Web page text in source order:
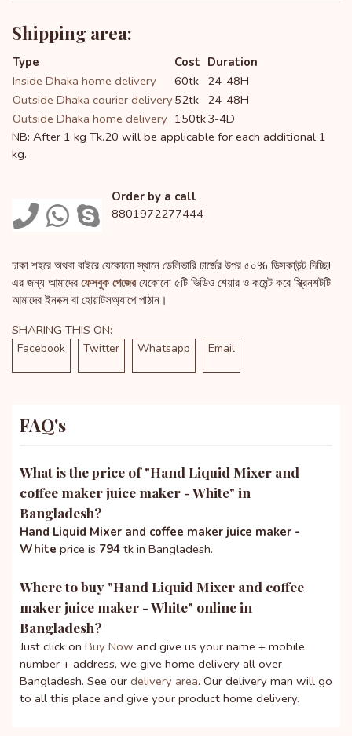
Shipping area:
Type Cost Duration
Inside Dhaka home delivery
60tk 24-48H
Outside Dhaka courier delivery52tk 24-48H
Outside Dhaka home delivery 150tk3-4D
NB: After 1 kg Tk.20 will be applicable for each additional 1
kg.
Order by a call
8801972277444
ঢাকা শহরে অথবা বাইরে যেকোনো স্থানে ডেলিভারি চার্জের উপর ৫০% ডিসকাউন্ট দিচ্ছি!
এর জন্য আমাদের ফেসবুক পেজেরযেকোনো ৫টি ভিডিও শেয়ার ও কমেন্ট করে স্ক্রিনশটটি
আমাদের ইনবক্স বা হোয়াটসঅ্যাপে পাঠান।
SHARING THIS ON:
Facebook Twitter Whatsapp Email
FAQ's
What is the price of "Hand Liquid Mixer and
coffee maker juice maker - White" in
Bangladesh?
Hand Liquid Mixer and coffee maker juice maker -
White price is 794 tk in Bangladesh.
Where to buy "Hand Liquid Mixer and coffee
maker juice maker - White" online in
Bangladesh?
Just click on Buy Now and give us your name + mobile
number + address, we give home delivery all over
Bangladesh. See our delivery area. Our delivery man will go
to all this place and give your product home delivery.